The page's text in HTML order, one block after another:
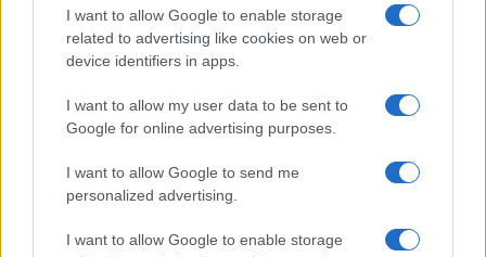
I want to allow Google to enable storage
related to advertising like cookies on web or
device identifiers in apps.
I want to allow my user data to be sent to
Google for online advertising purposes.
I want to allow Google to send me
personalized advertising.
I want to allow Google to enable storage
Paolo Pinna
Martina Agostina Diturco